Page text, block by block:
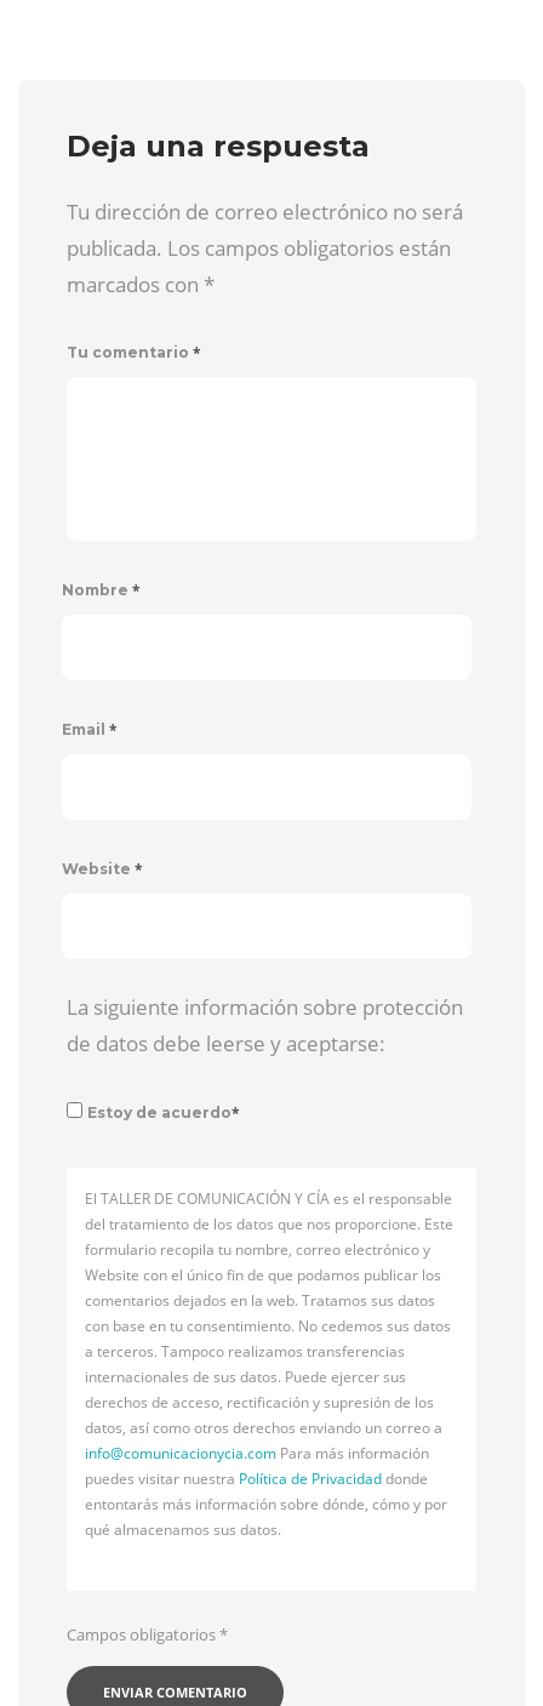
Deja una respuesta
Tu dirección de correo electrónico no será
publicada. Los campos obligatorios están
marcados con *
Tu comentario *
Nombre *
Email *
Website *
La siguiente información sobre protección
de datos debe leerse y aceptarse:
Estoy de acuerdo*
El TALLER DE COMUNICACIÓN Y CÍA es el responsable
del tratamiento de los datos que nos proporcione. Este
formulario recopila tu nombre, correo electrónico y
Website con el único fin de que podamos publicar los
comentarios dejados en la web. Tratamos sus datos
con base en tu consentimiento. No cedemos sus datos
a terceros. Tampoco realizamos transferencias
internacionales de sus datos. Puede ejercer sus
derechos de acceso, rectificación y supresión de los
datos, así como otros derechos enviando un correo a
info@comunicacionycia.com Para más información
puedes visitar nuestra Política de Privacidaddonde
entontarás más información sobre dónde, cómo y por
qué almacenamos sus datos.
Campos obligatorios*